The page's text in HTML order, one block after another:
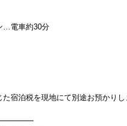
…電車約30分
宿泊税を現地にて別途お預かりし